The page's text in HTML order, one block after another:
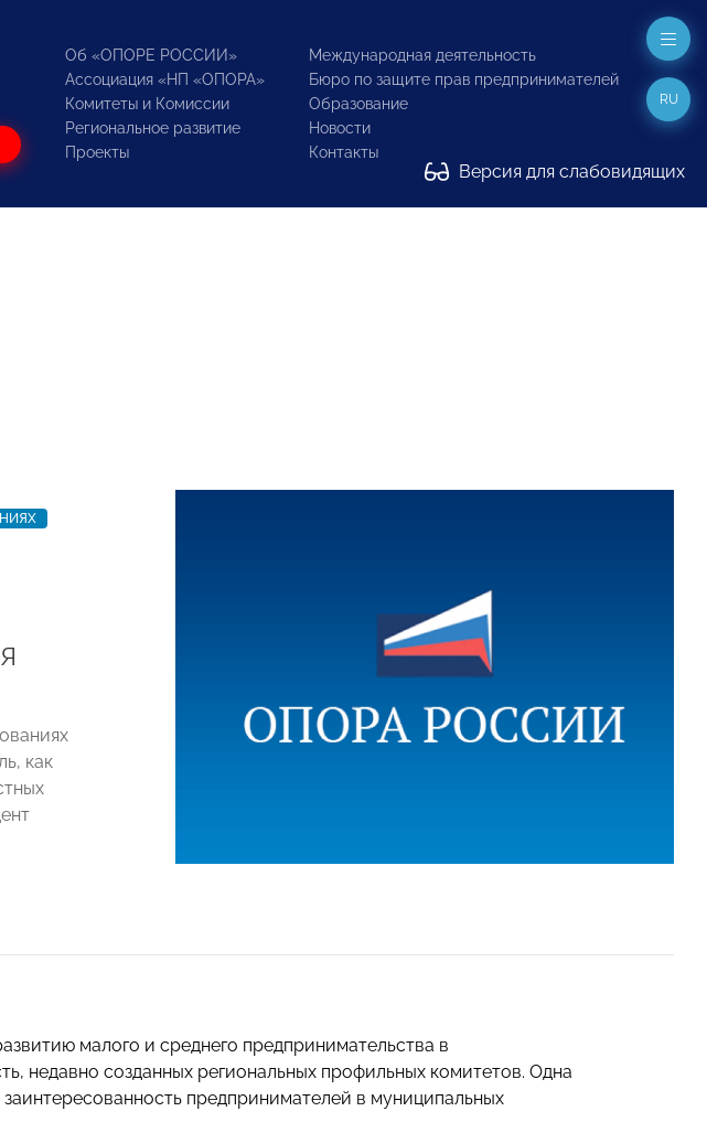
Об «ОПОРЕ РОССИИ»
Ассоциация «НП «ОПОРА»
Комитеты и Комиссии
Региональное развитие
Проекты
Международная деятельность
Бюро по защите прав предпринимателей
Образование
Новости
Контакты
Версия для слабовидящих
RU
как
малого и среднего предпринимательства в
недавно созданных региональных профильных комитетов. Одна
предпринимателей в муниципальных